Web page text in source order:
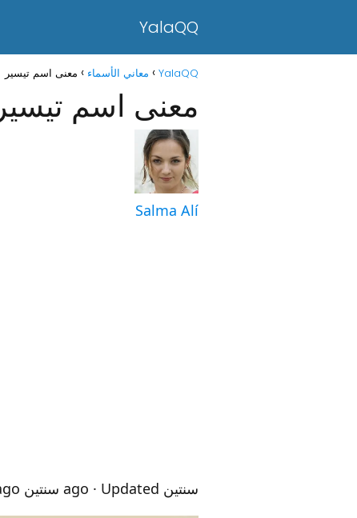
YalaQQ
YalaQQ معاني الأسماء معنى اسم تيسير
معنى اسم تيسير
Salma Alí
سنتين ago · Updated سنتين ago